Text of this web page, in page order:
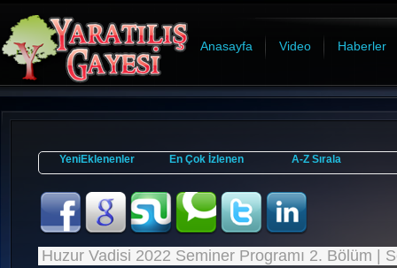
Anasayfa Video Haberler
YeniEklenenler En Çok İzlenen A-Z Sırala
Huzur Vadisi 2022 Seminer Programı 2. Bölüm |